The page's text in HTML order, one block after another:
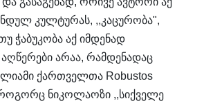
კულტურას, ,,კაცურობა",
ჭაბუკობა აქ იმდენად
არაა, რამდენადაც
ქართველთა Robustos
როგორც ნიკოლაოზი ,,სიქველე